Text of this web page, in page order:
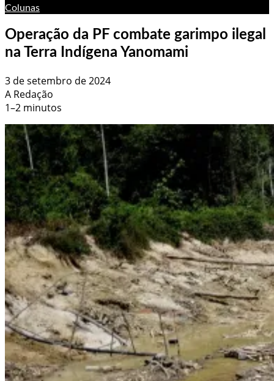
Colunas
Operação da PF combate garimpo ilegal
na Terra Indígena Yanomami
3 de setembro de 2024
A Redação
1–2 minutos